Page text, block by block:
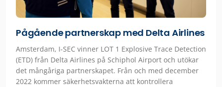
Pågående partnerskap med Delta Airlines
Amsterdam, I-SEC vinner LOT 1 Explosive Trace Detection
(ETD) från Delta Airlines på Schiphol Airport och utökar
det mångåriga partnerskapet. Från och med december
2022 kommer säkerhetsvakterna att kontrollera